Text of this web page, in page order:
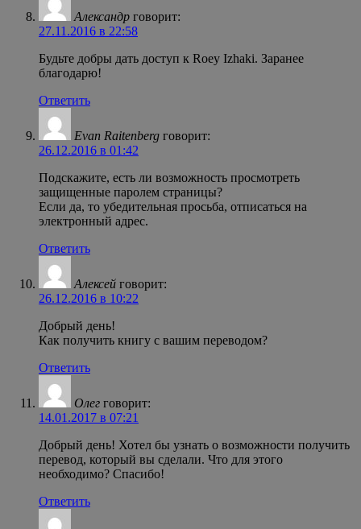
Александр говорит:
27.11.2016 в 22:58
Будьте добры дать доступ к Roey Izhaki. Заранее
благодарю!
Ответить
Evan Raitenberg говорит:
26.12.2016 в 01:42
Подскажите, есть ли возможность просмотреть
защищенные паролем страницы?
Если да, то убедительная просьба, отписаться на
электронный адрес.
Ответить
Алексей говорит:
26.12.2016 в 10:22
Добрый день!
Как получить книгу с вашим переводом?
Ответить
Олег говорит:
14.01.2017 в 07:21
Добрый день! Хотел бы узнать о возможности получить
перевод, который вы сделали. Что для этого
необходимо? Спасибо!
Ответить